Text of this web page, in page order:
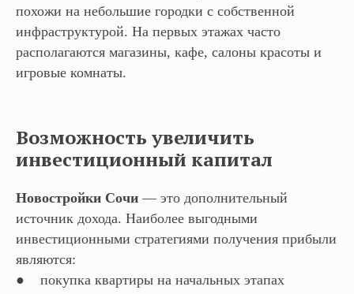
похожи на небольшие городки с собственной
инфраструктурой. На первых этажах часто
располагаются магазины, кафе, салоны красоты и
игровые комнаты.
Возможность увеличить
инвестиционный капитал
Новостройки Сочи — это дополнительный
источник дохода. Наиболее выгодными
инвестиционными стратегиями получения прибыли
являются:
● покупка квартиры на начальных этапах